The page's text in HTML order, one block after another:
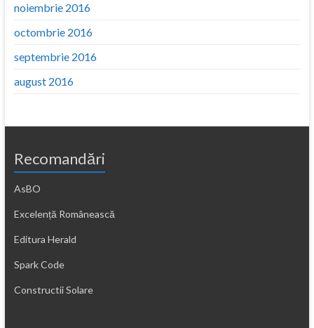
noiembrie 2016
octombrie 2016
septembrie 2016
august 2016
Recomandări
AsBO
Excelență Românească
Editura Herald
Spark Code
Constructii Solare